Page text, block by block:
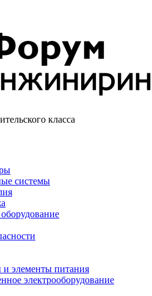
класса
системы
и элементы питания
электрооборудование